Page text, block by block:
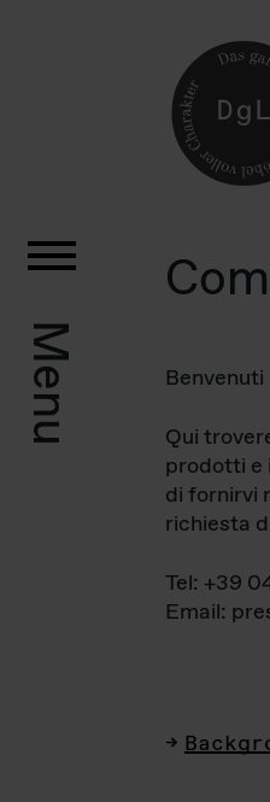
Menu
Qui
prodotti e
di fornirvi
richiesta
Tel: +39
Email: